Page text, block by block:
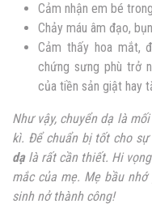
Cảm nhận em bé
Chảy máu âm đạo,
Cảm thấy hoa mắt,
chứng sưng phù trở
của tiền sản giật hay
Như vậy, chuyển dạ là
kì. Để chuẩn bị tốt cho
dạlà rất cần thiết. Hi
mắc của mẹ. Mẹ bầu
sinh nở thành công!